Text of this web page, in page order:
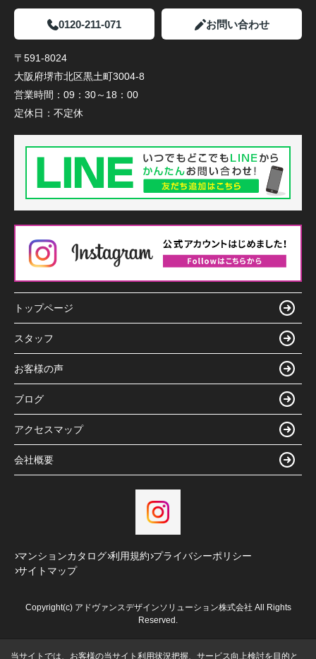
0120-211-071 お問い合わせ
〒591-8024
大阪府堺市北区黒土町3004-8
営業時間： 09：30～18：00
定休日： 不定休
トップページ
スタッフ
お客様の声
ブログ
アクセスマップ
会社概要
マンションカタログ 利用規約 プライバシーポリシー
サイトマップ
Copyright(c) アドヴァンスデザインソリューション株式会社 All Rights
Reserved.
当サイトでは、お客様の当サイト利用状況把握、サービス向上検討を目的と